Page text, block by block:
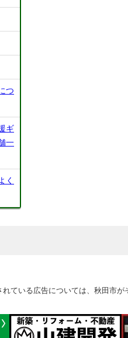
つ
ギ
一
く
ている広告については、秋田市が